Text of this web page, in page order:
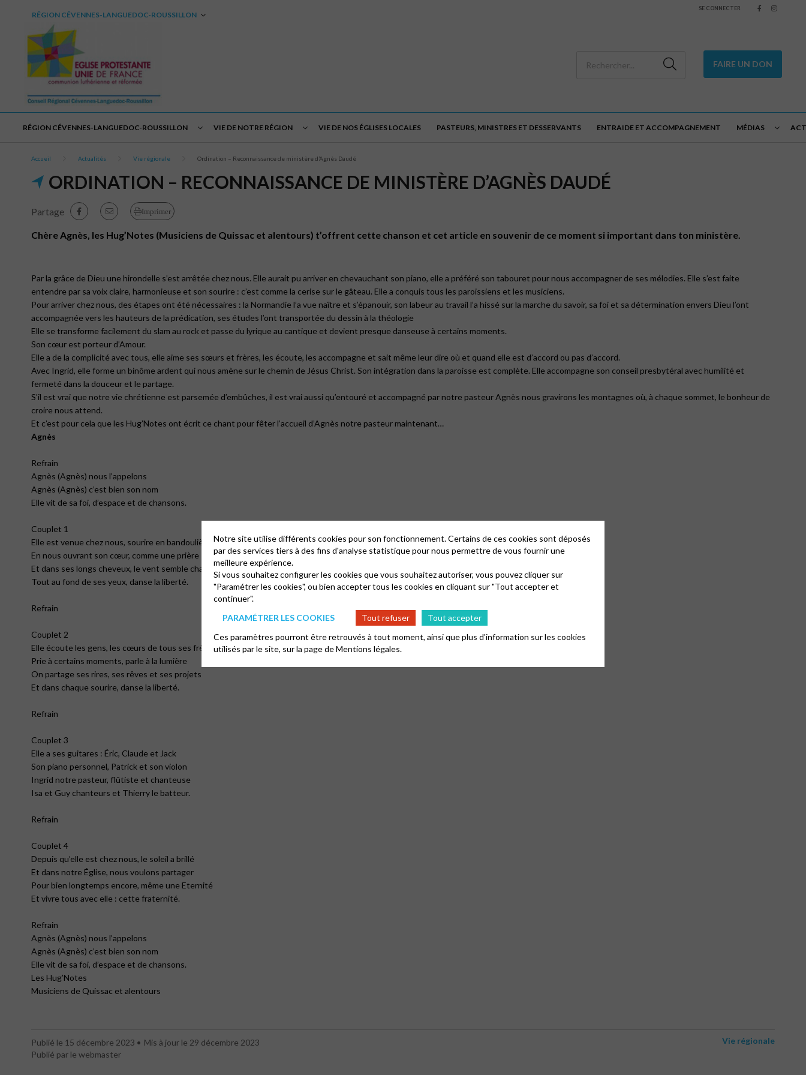
RÉGION CÉVENNES-LANGUEDOC-ROUSSILLON
SE CONNECTER
FAIRE UN DON
RÉGION CÉVENNES-LANGUEDOC-ROUSSILLON VIE DE NOTRE RÉGION VIE DE NOS ÉGLISES LOCALES PASTEURS, MINISTRES ET DESSERVANTS ENTRAIDE ET ACCOMPAGNEMENT MÉDIAS
Accueil Actualités Vie régionale Ordination – Reconnaissance de ministère d’Agnès Daudé
ORDINATION – RECONNAISSANCE DE MINISTÈRE D’AGNÈS DAUDÉ
Partage Imprimer
Chère Agnès, les Hug’Notes (Musiciens de Quissac et alentours) t’offrent cette chanson et cet article en souvenir de ce moment si important dans ton ministère.
Par la grâce de Dieu une hirondelle s’est arrêtée chez nous. Elle aurait pu arriver en chevauchant son piano, elle a préféré son tabouret pour nous accompagner de ses mélodies. Elle s’est faite
entendre par sa voix claire, harmonieuse et son sourire : c’est comme la cerise sur le gâteau. Elle a conquis tous les paroissiens et les musiciens.
Pour arriver chez nous, des étapes ont été nécessaires : la Normandie l’a vue naître et s’épanouir, son labeur au travail l’a hissé sur la marche du savoir, sa foi et sa détermination envers Dieu l’ont
accompagnée vers les hauteurs de la prédication, ses études l’ont transportée du dessin à la théologie
Elle se transforme facilement du slam au rock et passe du lyrique au cantique et devient presque danseuse à certains moments.
Son cœur est porteur d’Amour.
Elle a de la complicité avec tous, elle aime ses sœurs et frères, les écoute, les accompagne et sait même leur dire où et quand elle est d’accord ou pas d’accord.
Avec Ingrid, elle forme un binôme ardent qui nous amène sur le chemin de Jésus Christ. Son intégration dans la paroisse est complète. Elle accompagne son conseil presbytéral avec humilité et
fermeté dans la douceur et le partage.
S’il est vrai que notre vie chrétienne est parsemée d’embûches, il est vrai aussi qu’entouré et accompagné par notre pasteur Agnès nous gravirons les montagnes où, à chaque sommet, le bonheur de
croire nous attend.
Et c’est pour cela que les Hug’Notes ont écrit ce chant pour fêter l’accueil d’Agnès notre pasteur maintenant…
Agnès
Refrain
Agnès (Agnès) nous l’appelons
Agnès (Agnès) c’est bien son nom
Elle vit de sa foi, d’espace et de chansons.
Couplet 1
Elle est venue chez nous, sourire en bandoulière
En nous ouvrant son cœur, comme une prière
Et dans ses longs cheveux, le vent semble chanter
Tout au fond de ses yeux, danse la liberté.
Refrain
Couplet 2
Elle écoute les gens, les cœurs de tous ses frères
Prie à certains moments, parle à la lumière
On partage ses rires, ses rêves et ses projets
Et dans chaque sourire, danse la liberté.
Refrain
Couplet 3
Elle a ses guitares : Éric, Claude et Jack
Son piano personnel, Patrick et son violon
Ingrid notre pasteur, flûtiste et chanteuse
Isa et Guy chanteurs et Thierry le batteur.
Refrain
Couplet 4
Depuis qu’elle est chez nous, le soleil a brillé
Et dans notre Église, nous voulons partager
Pour bien longtemps encore, même une Eternité
Et vivre tous avec elle : cette fraternité.
Refrain
Agnès (Agnès) nous l’appelons
Agnès (Agnès) c’est bien son nom
Elle vit de sa foi, d’espace et de chansons.
Les Hug’Notes
Musiciens de Quissac et alentours
Publié le 15 décembre 2023
Mis à jour le 29 décembre 2023
Publié par le webmaster
Vie régionale
Notre site utilise différents cookies pour son fonctionnement. Certains de ces cookies sont déposés
par des services tiers à des fins d'analyse statistique pour nous permettre de vous fournir une
meilleure expérience.
Si vous souhaitez configurer les cookies que vous souhaitez autoriser, vous pouvez cliquer sur
"Paramétrer les cookies", ou bien accepter tous les cookies en cliquant sur "Tout accepter et
continuer".
PARAMÉTRER LES COOKIES
Tout refuser
Tout accepter
Ces paramètres pourront être retrouvés à tout moment, ainsi que plus d'information sur les cookies
utilisés par le site, sur la page deMentions légales.